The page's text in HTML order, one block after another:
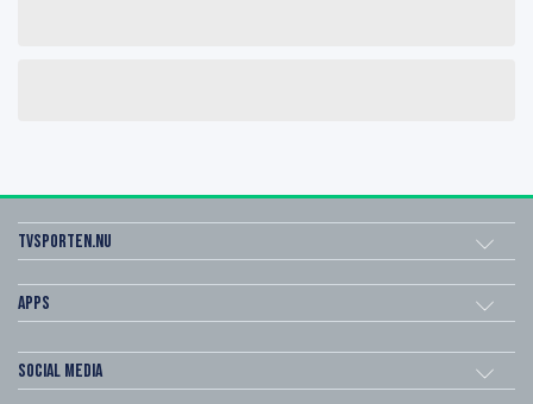
Tvsporten.nu
Apps
Social Media